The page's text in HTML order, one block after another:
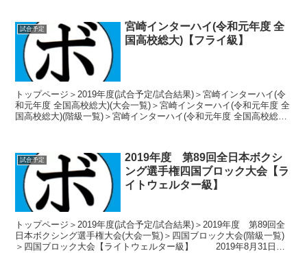
試合予定
宮崎インターハイ(令和元年度 全
国高校総大)【フライ級】
トップページ＞2019年度(試合予定/試合結果)＞宮崎インターハイ(令
和元年度 全国高校総大)(大会一覧)＞宮崎インターハイ(令和元年度 全
国高校総大)(階級一覧)＞宮崎インターハイ(令和元年度 全国高校総大)
試合予定
2019年度 第89回全日本ボクシ
ング選手権四国ブロック大会【ラ
イトウェルター級】
トップページ＞2019年度(試合予定/試合結果)＞2019年度 第89回全
日本ボクシング選手権大会(大会一覧)＞四国ブロック大会(階級一覧)
＞四国ブロック大会【ライトウェルター級】 2019年8月31日～9